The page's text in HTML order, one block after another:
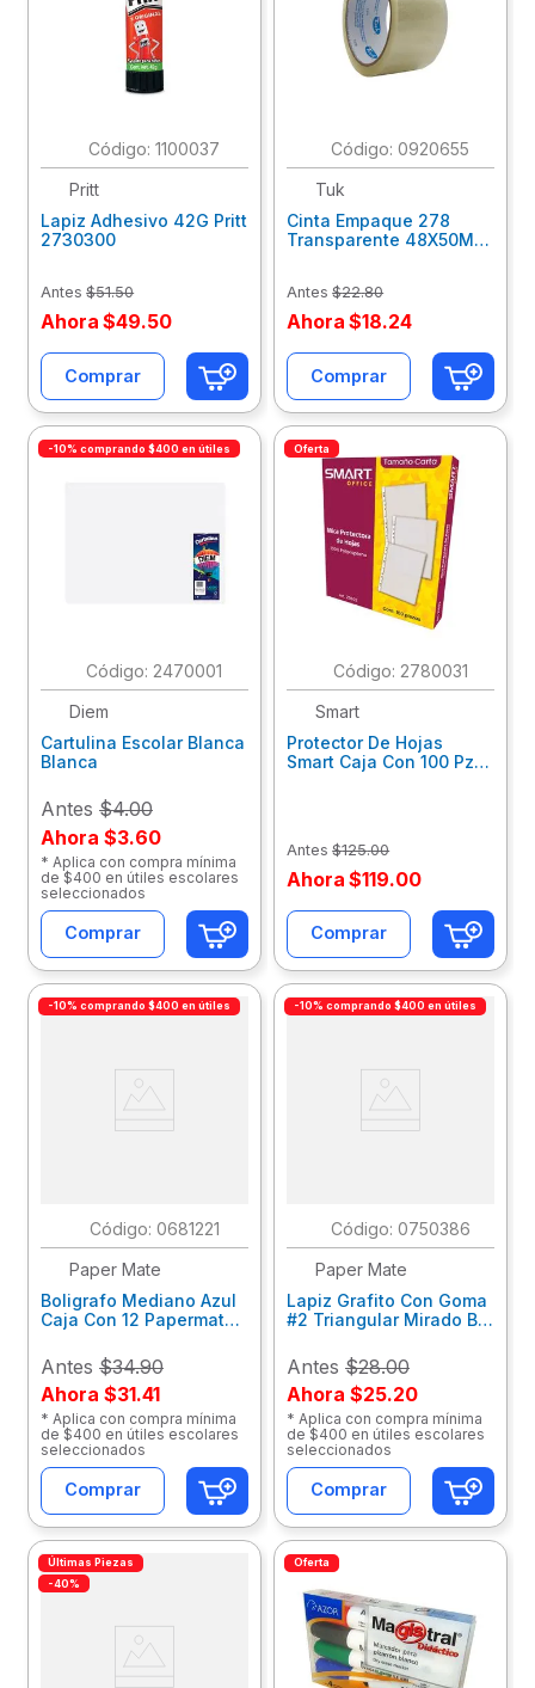
: 1100037
Pritt
Lapiz Adhesivo 42G Pritt
2730300
Antes $51.50
Ahora $49.50
Comprar
: 0920655
Tuk
Cinta Empaque 278
Transparente 48X50M
Antes $22.80
Ahora $18.24
Comprar
-10% comprando $400 en útiles
: 2470001
Diem
Cartulina Escolar Blanca
Blanca
Antes $4.00
Ahora $3.60
* Aplica con compra mínima
de $400 en útiles escolares
seleccionados
Comprar
Oferta
: 2780031
Smart
Protector De Hojas
Smart Caja Con 100 Pzas
Antes $125.00
Ahora $119.00
Comprar
-10% comprando $400 en útiles
: 0681221
Paper Mate
Boligrafo Mediano Azul
Caja Con 12 Papermate
Antes $34.90
Ahora $31.41
* Aplica con compra mínima
de $400 en útiles escolares
seleccionados
Comprar
-10% comprando $400 en útiles
: 0750386
Paper Mate
Lapiz Grafito Con Goma
#2 Triangular Mirado Blt
Antes $28.00
Ahora $25.20
* Aplica con compra mínima
de $400 en útiles escolares
seleccionados
Comprar
Últimas Piezas
-40%
Oferta